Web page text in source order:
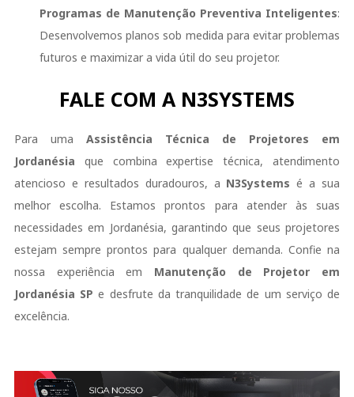
Programas de Manutenção Preventiva Inteligentes:
Desenvolvemos planos sob medida para evitar problemas
futuros e maximizar a vida útil do seu projetor.
FALE COM A N3SYSTEMS
Para uma Assistência Técnica de Projetores em
Jordanésia que combina expertise técnica, atendimento
atencioso e resultados duradouros, a N3Systems é a sua
melhor escolha. Estamos prontos para atender às suas
necessidades em Jordanésia, garantindo que seus projetores
estejam sempre prontos para qualquer demanda. Confie na
nossa experiência em Manutenção de Projetor em
Jordanésia SP e desfrute da tranquilidade de um serviço de
excelência.